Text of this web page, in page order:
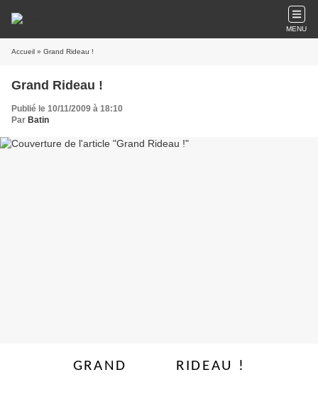
MENU
Accueil » Grand Rideau !
Grand Rideau !
Publié le 10/11/2009 à 18:10
Par Batin
GRAND RIDEAU !